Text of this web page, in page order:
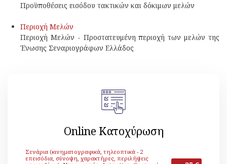
Προϋποθέσεις εισόδου τακτικών και δόκιμων μελών
Περιοχή Μελών
Περιοχή Μελών - Προστατευμένη περιοχή των μελών της
Ένωσης Σεναριογράφων Ελλάδος
Online Κατοχύρωση
Σενάρια (κινηματογραφικά, τηλεοπτικά - 2
επεισόδια, σύνοψη, χαρακτήρες, περιλήψεις